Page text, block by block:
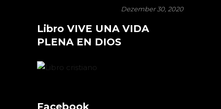
Dezember 30, 2020
Libro VIVE UNA VIDA
PLENA EN DIOS
Facebook